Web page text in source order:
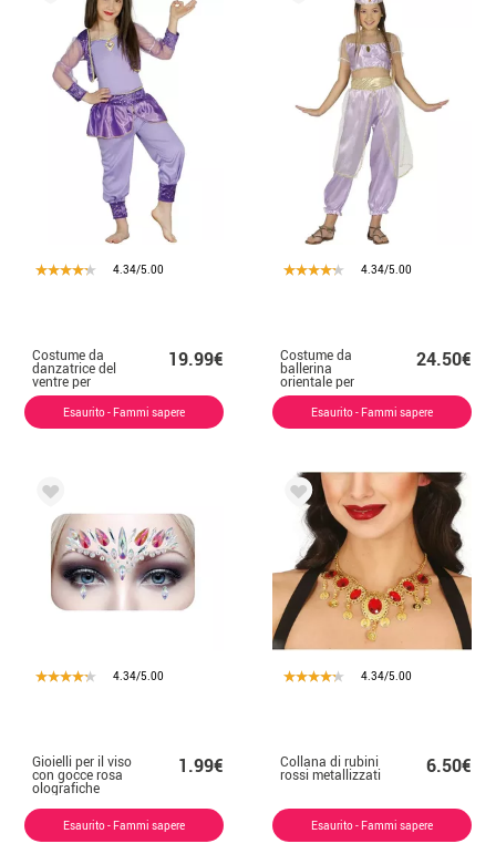
4.34/5.00
Costume da
danzatrice del
ventre per
bambina
19.99€
Esaurito - Fammi sapere
4.34/5.00
Costume da
ballerina
orientale per
bambina
24.50€
Esaurito - Fammi sapere
4.34/5.00
Gioielli per il viso
con gocce rosa
olografiche
luminose
1.99€
Esaurito - Fammi sapere
4.34/5.00
Collana di rubini
rossi metallizzati 6.50€
Esaurito - Fammi sapere